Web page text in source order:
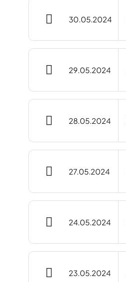
30.05.2024
29.05.2024
28.05.2024
27.05.2024
24.05.2024
23.05.2024